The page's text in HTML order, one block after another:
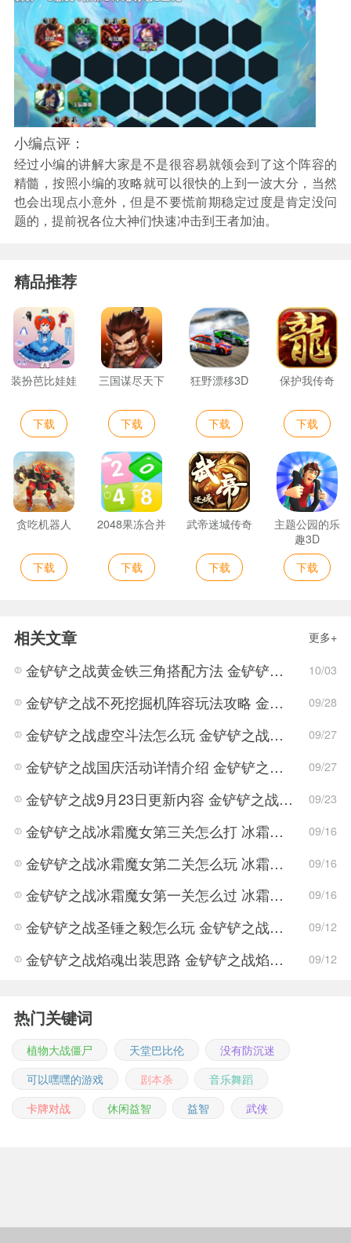
小编点评：
经过小编的讲解大家是不是很容易就领会到了这个阵容的
精髓，按照小编的攻略就可以很快的上到一波大分，当然
也会出现点小意外，但是不要慌前期稳定过度是肯定没问
题的，提前祝各位大神们快速冲击到王者加油。
精品推荐
装扮芭比娃娃
下载
三国谋尽天下
下载
狂野漂移3D
下载
保护我传奇
下载
贪吃机器人
下载
2048果冻合并
下载
武帝迷城传奇
下载
主题公园的乐
趣3D
下载
相关文章 更多+
金铲铲之战黄金铁三角搭配方法 金铲铲之战黄金铁三角怎么搭配 10/03
金铲铲之战不死挖掘机阵容玩法攻略 金铲铲之战不死挖掘机阵容搭配方案 09/28
金铲铲之战虚空斗法怎么玩 金铲铲之战虚空斗法的阵容介绍 09/27
金铲铲之战国庆活动详情介绍 金铲铲之战国庆活动玩法攻略 09/27
金铲铲之战9月23日更新内容 金铲铲之战新版本属性调整 09/23
金铲铲之战冰霜魔女第三关怎么打 冰霜魔女第三关打法攻略 09/16
金铲铲之战冰霜魔女第二关怎么玩 冰霜魔女第二关玩法思路 09/16
金铲铲之战冰霜魔女第一关怎么过 冰霜魔女第一关通关攻略 09/16
金铲铲之战圣锤之毅怎么玩 金铲铲之战圣锤之毅玩法攻略 09/12
金铲铲之战焰魂出装思路 金铲铲之战焰魂玩法攻略 09/12
热门关键词
植物大战僵尸 天堂巴比伦
没有防沉迷
可以嘿嘿的游戏
剧本杀
音乐舞蹈
卡牌对战
休闲益智 益智 武侠